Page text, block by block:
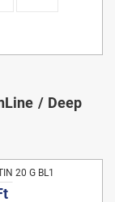
Deep
20 G BL1